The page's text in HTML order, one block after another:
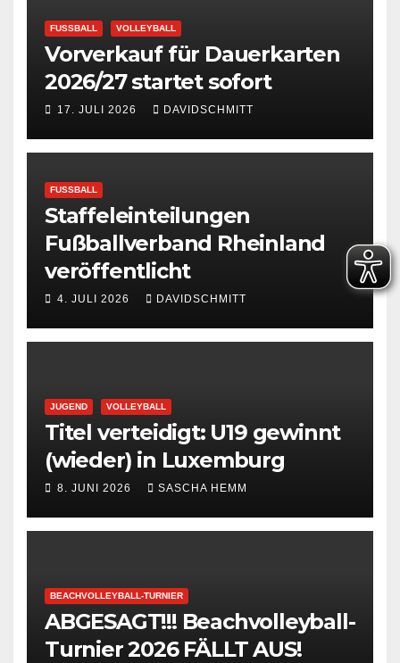
FUSSBALL VOLLEYBALL
Vorverkauf für Dauerkarten
2026/27 startet sofort
17. JULI 2026 DAVIDSCHMITT
FUSSBALL
Staffeleinteilungen
Fußballverband Rheinland
veröffentlicht
4. JULI 2026 DAVIDSCHMITT
JUGEND VOLLEYBALL
Titel verteidigt: U19 gewinnt
(wieder) in Luxemburg
8. JUNI 2026 SASCHA HEMM
BEACHVOLLEYBALL-TURNIER
ABGESAGT!!! Beachvolleyball-
Turnier 2026 FÄLLT AUS!